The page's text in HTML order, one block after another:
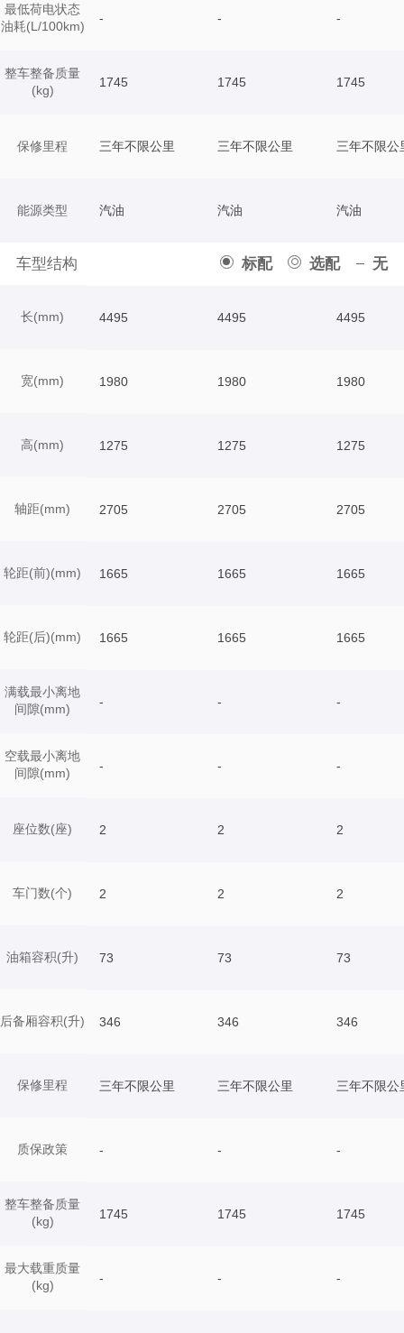
最低荷电状态
油耗(L/100km)
整车整备质量
(kg)
保修里程
能源类型
车型结构 标配 选配 无
长(mm)
宽(mm)
高(mm)
轴距(mm)
轮距(前)(mm)
轮距(后)(mm)
满载最小离地
间隙(mm)
空载最小离地
间隙(mm)
座位数(座)
车门数(个)
油箱容积(升)
后备厢容积(升)
保修里程
质保政策
整车整备质量
(kg)
最大载重质量
(kg)
- - -
1745 1745 1745
三年不限公里 三年不限公里 三年不限公
汽油 汽油 汽油
4495 4495 4495
1980 1980 1980
1275 1275 1275
2705 2705 2705
1665 1665 1665
1665 1665 1665
- - -
- - -
2 2 2
2 2 2
73 73 73
346 346 346
三年不限公里 三年不限公里 三年不限公
- - -
1745 1745 1745
- - -